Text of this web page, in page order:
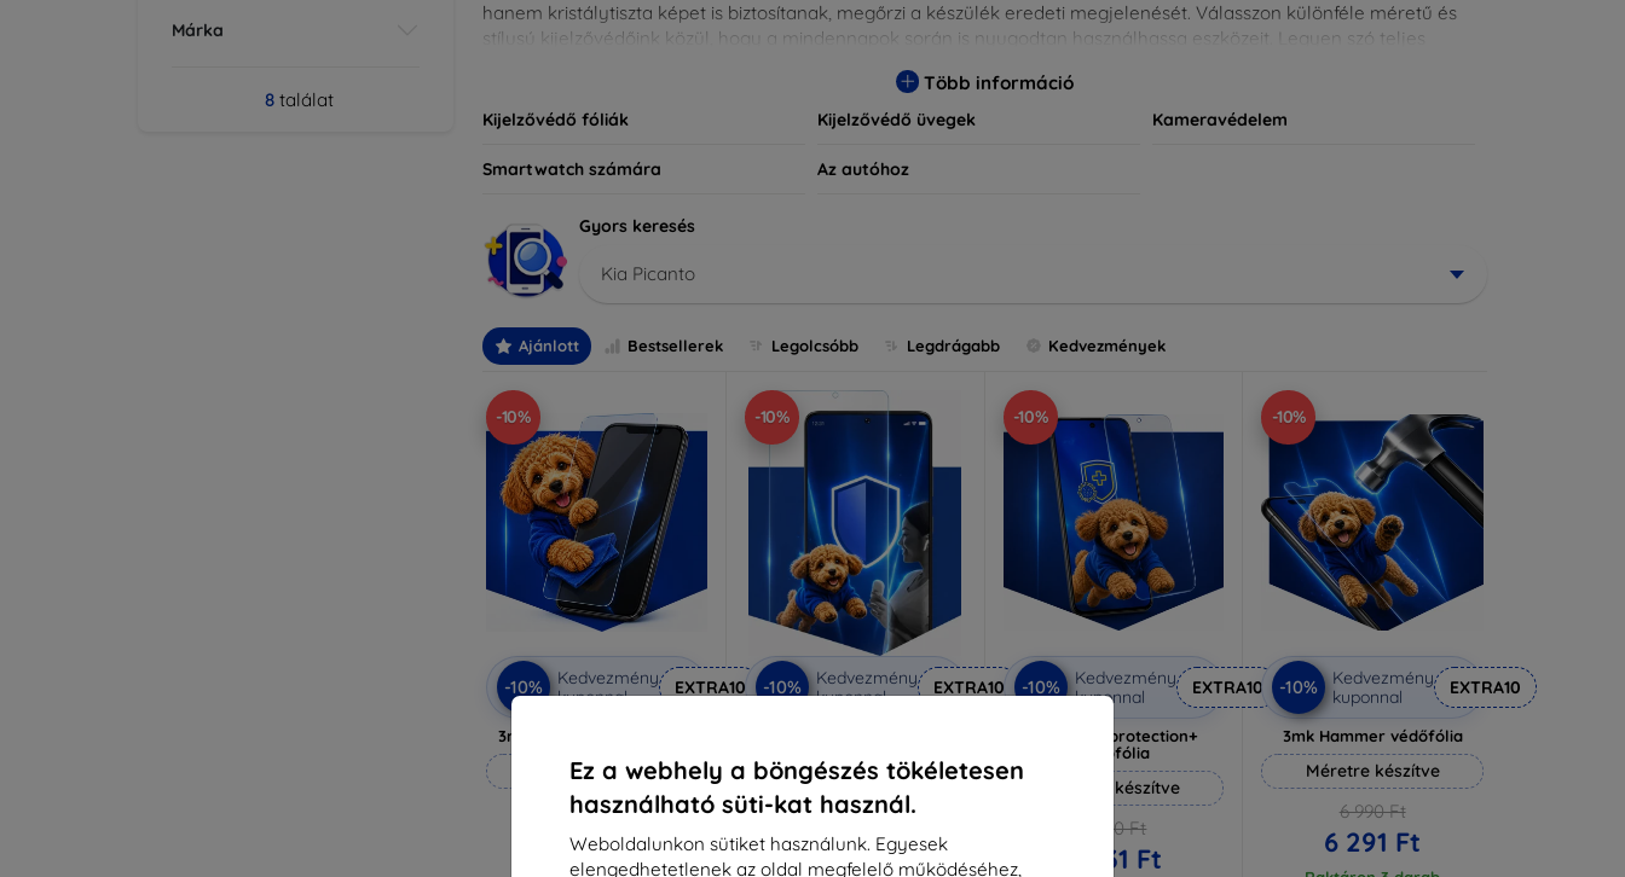
Ez a webhely a böngészés tökéletesen
használható süti-kat használ.
Weboldalunkon sütiket használunk. Egyesek
elengedhetetlenek az oldal megfelelő működéséhez,
Márka
8találat
hanem kristálytiszta képet is biztosítanak, megőrzi a készülék eredeti megjelenését. Válasszon különféle méretű és
stílusú kijelzővédőink közül, hogy a mindennapok során is nyugodtan használhassa eszközeit. Legyen szó teljes
Több információ
Kijelzővédő fóliák Kijelzővédő üvegek Kameravédelem
Smartwatch számára Az autóhoz
Gyors keresés
Kia Picanto
Ajánlott Bestsellerek Legolcsóbb Legdrágabb Kedvezmények
-10%
-10%
Kedvezmény
kuponnal
EXTRA10
3mk Anti-Shock védőüveg
Méretre készítve
5 890 Ft
5 301 Ft
-10%
-10%
Kedvezmény
kuponnal
EXTRA10
Méretre készítve
4 390 Ft
3 951 Ft
-10%
-10%
Kedvezmény
kuponnal
EXTRA10
3mk Silverprotection+
védőfólia
Méretre készítve
6 590 Ft
5 931 Ft
-10%
-10%
Kedvezmény
kuponnal
EXTRA10
3mk Hammer védőfólia
Méretre készítve
6 990 Ft
6 291 Ft